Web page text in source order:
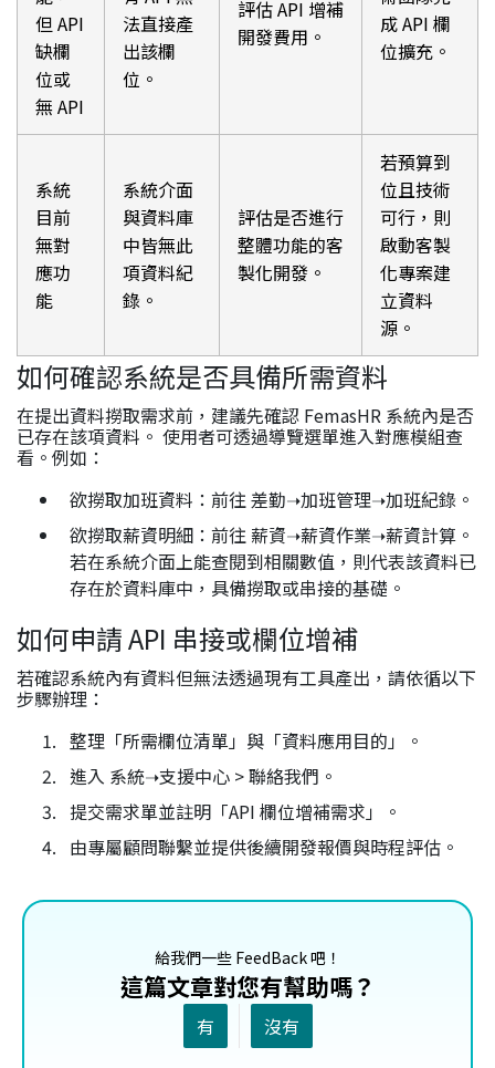
但 API
缺欄
位或
無 API
法直接產
出該欄
位。
評估 API 增補
開發費用。
成 API 欄
位擴充。
系統
目前
無對
應功
能
系統介面
與資料庫
中皆無此
項資料紀
錄。
評估是否進行
整體功能的客
製化開發。
若預算到
位且技術
可行，則
啟動客製
化專案建
立資料
源。
如何確認系統是否具備所需資料
在提出資料撈取需求前，建議先確認 FemasHR 系統內是否
已存在該項資料。 使用者可透過導覽選單進入對應模組查
看。例如：
欲撈取加班資料：前往 差勤➝加班管理➝加班紀錄。
欲撈取薪資明細：前往 薪資➝薪資作業➝薪資計算。
若在系統介面上能查閱到相關數值，則代表該資料已
存在於資料庫中，具備撈取或串接的基礎。
如何申請 API 串接或欄位增補
若確認系統內有資料但無法透過現有工具產出，請依循以下
步驟辦理：
整理「所需欄位清單」與「資料應用目的」。
進入 系統➝支援中心 > 聯絡我們。
提交需求單並註明「API 欄位增補需求」。
由專屬顧問聯繫並提供後續開發報價與時程評估。
給我們一些 FeedBack 吧！
這篇文章對您有幫助嗎？
有 沒有